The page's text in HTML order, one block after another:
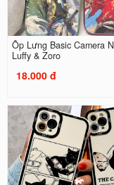
Ốp Lưng Basic Camera
Luffy & Zoro
18.000 đ